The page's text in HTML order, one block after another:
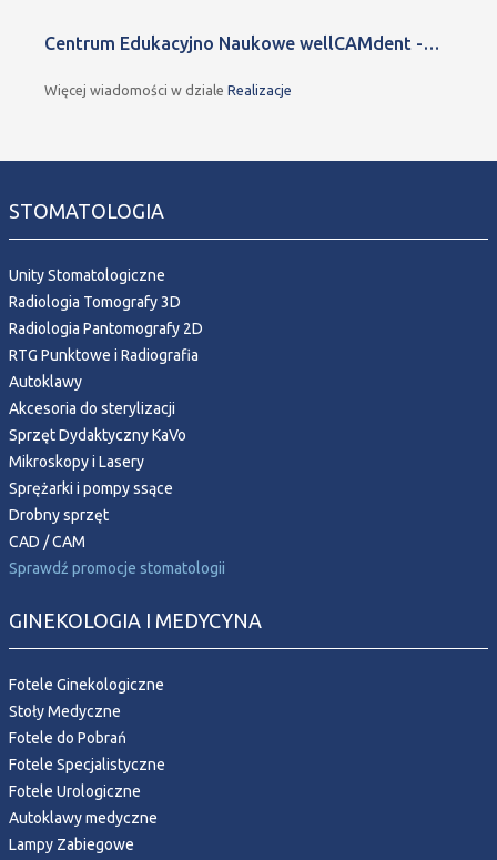
Centrum Edukacyjno Naukowe wellCAMdent -…
Więcej wiadomości w dziale Realizacje
STOMATOLOGIA
Unity Stomatologiczne
Radiologia Tomografy 3D
Radiologia Pantomografy 2D
RTG Punktowe i Radiografia
Autoklawy
Akcesoria do sterylizacji
Sprzęt Dydaktyczny KaVo
Mikroskopy i Lasery
Sprężarki i pompy ssące
Drobny sprzęt
CAD / CAM
Sprawdź promocje stomatologii
GINEKOLOGIA I MEDYCYNA
Fotele Ginekologiczne
Stoły Medyczne
Fotele do Pobrań
Fotele Specjalistyczne
Fotele Urologiczne
Autoklawy medyczne
Lampy Zabiegowe